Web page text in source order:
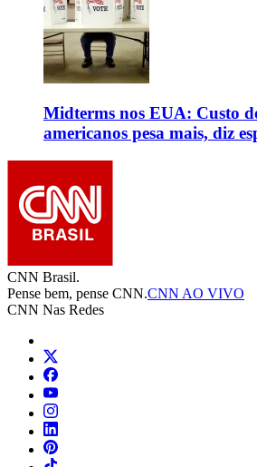
Midterms nos EUA: Custo
americanos pesa mais, diz
CNN Brasil.
Pense bem, pense CNN.CNN AO VIVO
CNN Nas Redes